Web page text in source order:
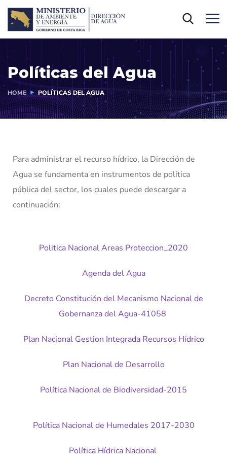
Políticas del Agua
HOME POLÍTICAS DEL AGUA
Para administrar el recurso hídrico, la Dirección de
Agua se fundamenta en instrumentos de política
pública del sector, los cuales puede descargar a
continuación:
Politica Nacional Areas Proteccion_2020
Agenda del Agua
Decreto Constitución del Mecanismo Nacional de
Gobernanza del Agua-41058
Plan Nacional Gestion Integrada Recursos Hídrico
Plan Nacional de Desarrollo
Política Nacional de Biodiversidad-2015
Política Nacional de Humedales 2017-2030
Política Hídrica Nacional